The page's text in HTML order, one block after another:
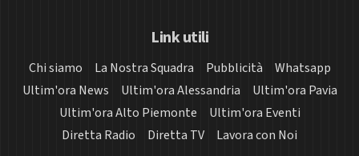
Link utili
Chi siamo La Nostra Squadra Pubblicità
Whatsapp
Ultim'ora News
Ultim'ora Alessandria
Ultim'ora Pavia
Ultim'ora Alto Piemonte
Ultim'ora Eventi
Diretta Radio
Diretta TV Lavora con Noi